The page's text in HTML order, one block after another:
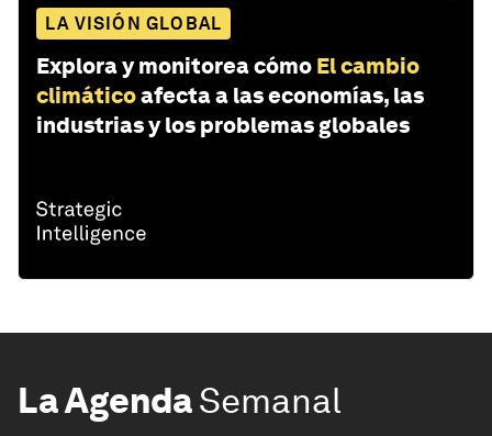
LA VISIÓN GLOBAL
Explora y monitorea cómo El cambio
climáticoafecta a las economías, las
industrias y los problemas globales
La AgendaSemanal